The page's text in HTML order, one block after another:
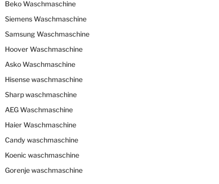
Beko Waschmaschine
Siemens Waschmaschine
Samsung Waschmaschine
Hoover Waschmaschine
Asko Waschmaschine
Hisense waschmaschine
Sharp waschmaschine
AEG Waschmaschine
Haier Waschmaschine
Candy waschmaschine
Koenic waschmaschine
Gorenje waschmaschine